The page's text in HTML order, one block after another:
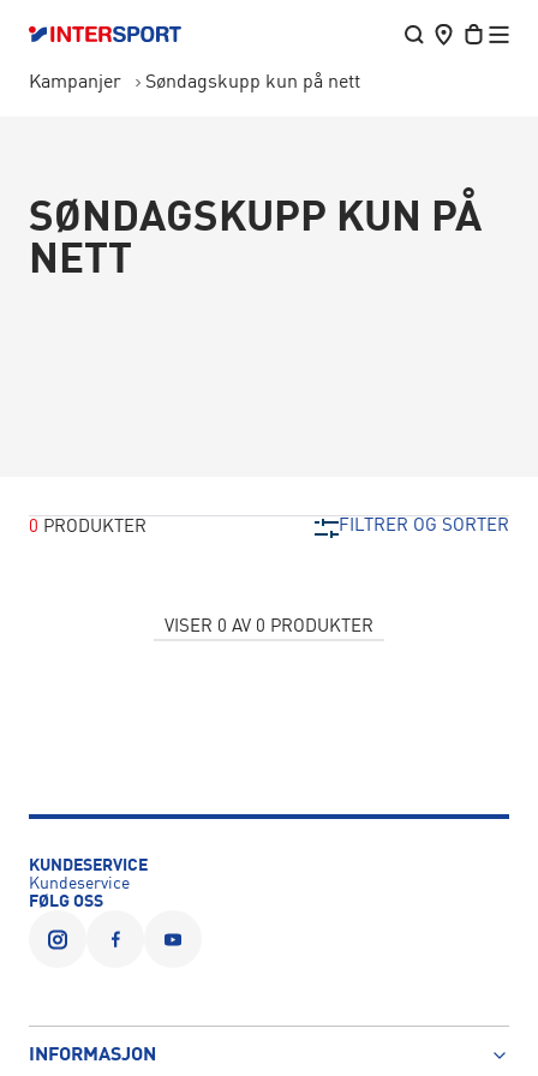
Kampanjer Søndagskupp kun på nett
SØNDAGSKUPP KUN PÅ
NETT
0 PRODUKTER FILTRER OG SORTER
VISER 0 AV 0 PRODUKTER
KUNDESERVICE
Kundeservice
FØLG OSS
INFORMASJON